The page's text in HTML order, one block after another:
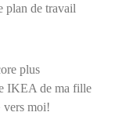
plan de travail
plus
IKEA de ma fille
vers moi!